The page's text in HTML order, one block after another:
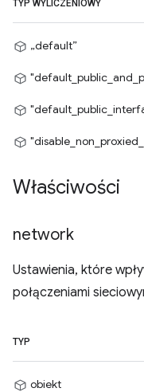
TYP WYLICZENIOWY
„default”
Właściwości
network
Ustawienia, które
połączeniami
TYP
obiekt